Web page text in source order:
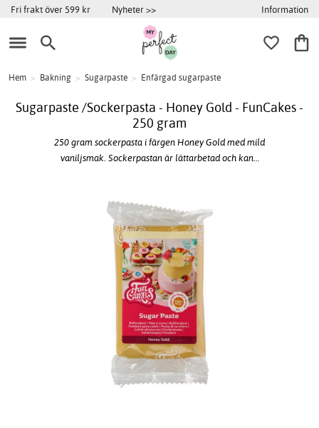
Fri frakt över 599 kr Nyheter >> Information
Hem > Bakning > Sugarpaste > Enfärgad sugarpaste
Sugarpaste /Sockerpasta - Honey Gold - FunCakes -
250 gram
250 gram sockerpasta i färgen Honey Gold med mild
vaniljsmak. Sockerpastan är lättarbetad och kan…